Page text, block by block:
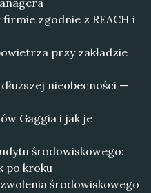
zgodnie z REACH i
przy zakładzie
nieobecności —
Gaggia i jak je
środowiskowego:
po kroku
środowiskowego